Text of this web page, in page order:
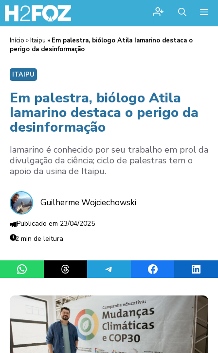
Início »Itaipu » Em palestra, biólogo Atila Iamarino destaca o
perigo da desinformação
ITAIPU
Em palestra, biólogo Atila
Iamarino destaca o perigo da
desinformação
Iamarino é conhecido por seu trabalho em prol da
divulgação da ciência; ciclo de palestras tem o
apoio da usina de Itaipu.
Guilherme Wojciechowski
23/04/2025
2 min de leitura
Share on WhatsAppShare on ThreadsShare on TelegramShare on Facebook